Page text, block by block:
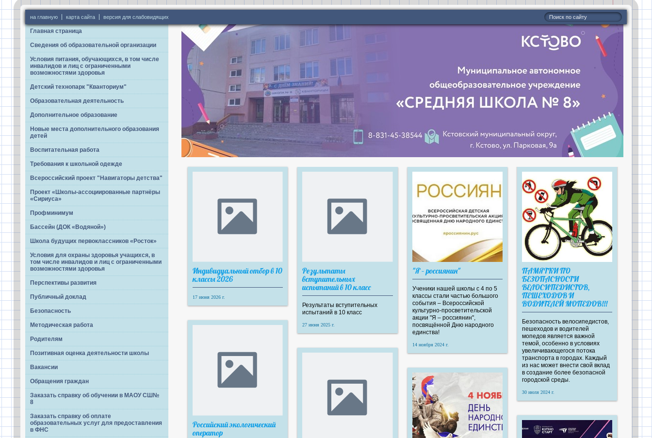
на главную карта сайта версия для слабовидящих
Главная страница
Сведения об образовательной организации
Условия питания, обучающихся, в том числе
инвалидов и лиц с ограниченными
возможностями здоровья
Детский технопарк "Кванториум"
Образовательная деятельность
Дополнительное образование
Новые места дополнительного образования
детей
Воспитательная работа
Требования к школьной одежде
Всероссийский проект "Навигаторы детства"
Проект «Школы-ассоциированные партнёры
«Сириуса»
Профминимум
Бассейн (ДОК «Водяной»)
Школа будущих первоклассников «Росток»
Условия для охраны здоровья учащихся, в
том числе инвалидов и лиц с ограниченными
возможностями здоровья
Перспективы развития
Публичный доклад
Безопасность
Методическая работа
Родителям
Позитивная оценка деятельности школы
Вакансии
Обращения граждан
Заказать справку об обучении в МАОУ СШ№
8
Заказать справку об оплате
образовательных услуг для предоставления
в ФНС
Индивидуальный отбор в 10
классы 2026
17 июня 2026 г.
Российский экологический
оператор
Результаты
вступительных
испытаний в 10 класс
Результаты вступительных
испытаний в 10 класс
27 июня 2025 г.
"Я – россиянин"
Ученики нашей школы с 4 по 5
классы стали частью большого
события – Всероссийской
культурно-просветительской
акции "Я – россиянин",
посвящённой Дню народного
единства!
14 ноября 2024 г.
ПАМЯТКИ ПО
БЕЗОПАСНОСТИ
ВЕЛОСИПЕДИСТОВ,
ПЕШЕХОДОВ И
ВОДИТЕЛЕЙ МОПЕДОВ!!!
Безопасность велосипедистов,
пешеходов и водителей
мопедов является важной
темой, особенно в условиях
увеличивающегося потока
транспорта в городах. Каждый
из нас может внести свой вклад
в создание более безопасной
городской среды.
30 июля 2024 г.